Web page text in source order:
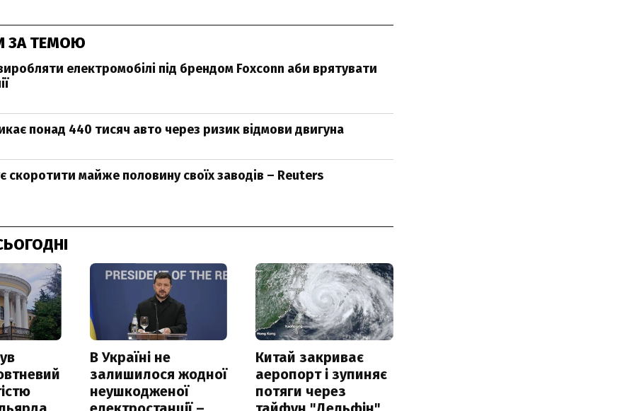
ЗА ТЕМОЮ
електромобілі під брендом Foxconn аби врятувати
понад 440 тисяч авто через ризик відмови двигуна
скоротити майже половину своїх заводів – Reuters
В Україні не
залишилося жодної
неушкодженої
Китай закриває
аеропорт і зупиняє
потяги через